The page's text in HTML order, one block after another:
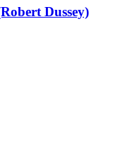
Dussey)